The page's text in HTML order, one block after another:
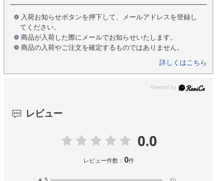
入荷お知らせボタンを押下して、メールアドレスを登録し
てください。
商品が入荷した際にメールでお知らせいたします。
商品の入荷やご注文を確定するものではありません。
詳しくはこちら
レビュー
0.0
レビュー件数： 0件